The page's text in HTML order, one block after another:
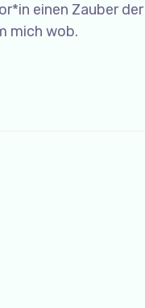
einen Zauber der
mich wob.